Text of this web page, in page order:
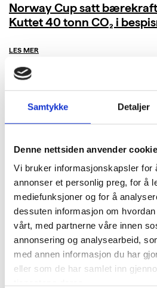
Samtykke Detaljer
Denne nettsiden anvender
Vi bruker informasjonskapsler for
annonser et personlig preg, for å
mediefunksjoner og for å
dessuten informasjon om
vårt, med partnerne våre innen
annonsering og analysearbeid,
med annen informasjon du har
eller som de har samlet inn
Norway Cup satt
Kuttet 40 tonn CO₂ i
LES MER